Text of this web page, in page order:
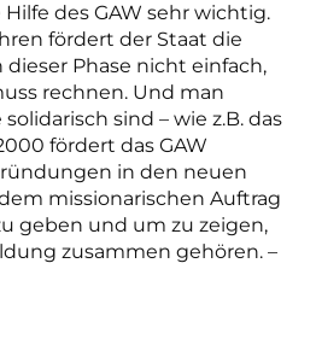
des GAW sehr wichtig.
fördert der Staat die
dieser Phase nicht einfach,
rechnen. Und man
sind – wie z.B. das
fördert das GAW
in den neuen
missionarischen Auftrag
geben und um zu zeigen,
zusammen gehören. –